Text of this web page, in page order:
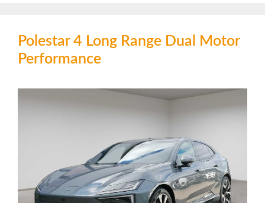
Polestar 4 Long Range Dual Motor
Performance